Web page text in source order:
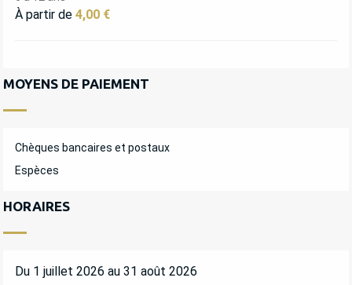
À partir de 4,00 €
MOYENS DE PAIEMENT
Chèques bancaires et postaux
Espèces
HORAIRES
Du 1 juillet 2026 au 31 août 2026